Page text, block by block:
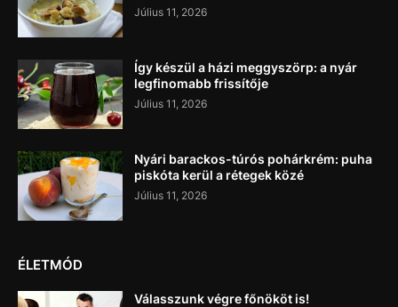
Július 11, 2026
Így készül a házi meggyszörp: a nyár
legfinomabb frissítője
Július 11, 2026
Nyári barackos-túrós pohárkrém: puha
piskóta kerül a rétegek közé
Július 11, 2026
ÉLETMÓD
Válasszunk végre főnököt is!